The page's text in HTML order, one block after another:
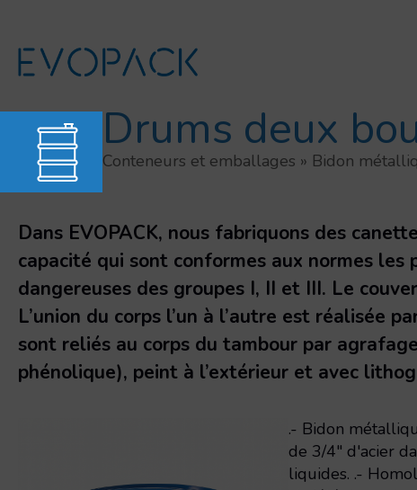
contenu
Drums deux
Conteneurs et emballages » Bidon
Dans EVOPACK, nous fabriquons des
capacité qui sont conformes aux normes les
dangereuses des groupes I, II et III. Le
L’union du corps l’un à l’autre est réalisée
sont reliés au corps du tambour par
phénolique), peint à l’extérieur et avec
.- Bidon
de 3/4" d'acier
liquides. .-